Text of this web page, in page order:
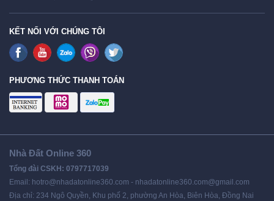
KẾT NỐI VỚI CHÚNG TÔI
PHƯƠNG THỨC THANH TOÁN
Nhà Đất Online 360
Tổng đài CSKH: 0797717039
Email: hotro@nhadatonline360.com - nhadatonline360.com@gmail.com
Địa chỉ: 234 Ngô Quyền, Khu phố 2, phường An Hòa, Biên Hòa, Đồng Nai